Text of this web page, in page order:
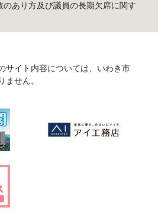
あり方及び議員の長期欠席に関す
サイト内容については、いわき市
ません。